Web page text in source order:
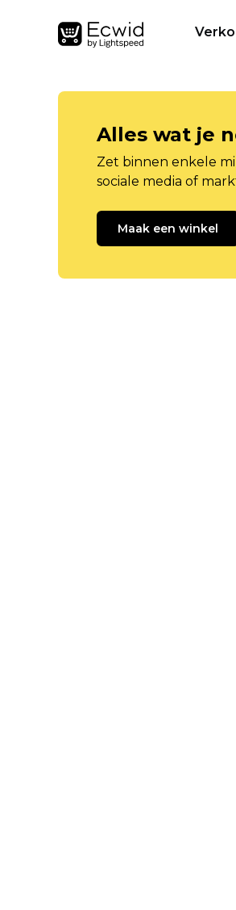
Alles wat je
Zet binnen enkele
sociale media of
Maak een winkel